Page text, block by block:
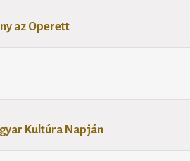
az Operett
Kultúra Napján